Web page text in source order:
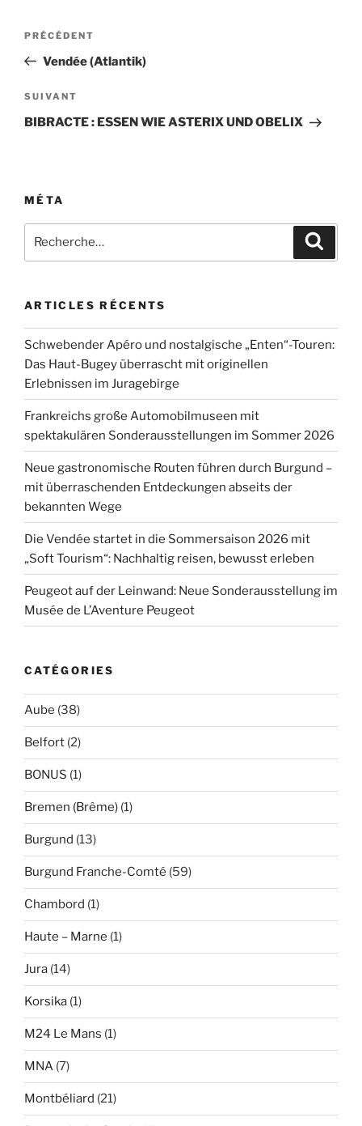
Navigation
l’article
Article
précédent
PRÉCÉDENT
Vendée (Atlantik)
Article
suivant
SUIVANT
BIBRACTE : ESSEN WIE ASTERIX UND OBELIX
MÉTA
pour
ARTICLES RÉCENTS
Schwebender Apéro und nostalgische „Enten“-Touren:
Das Haut-Bugey überrascht mit originellen
Erlebnissen im Juragebirge
Frankreichs große Automobilmuseen mit
spektakulären Sonderausstellungen im Sommer 2026
Neue gastronomische Routen führen durch Burgund –
mit überraschenden Entdeckungen abseits der
bekannten Wege
Die Vendée startet in die Sommersaison 2026 mit
„Soft Tourism“: Nachhaltig reisen, bewusst erleben
Peugeot auf der Leinwand: Neue Sonderausstellung im
Musée de L’Aventure Peugeot
CATÉGORIES
Aube (38)
Belfort (2)
BONUS (1)
Bremen (Brême) (1)
Burgund (13)
Burgund Franche-Comté (59)
Chambord (1)
Haute – Marne (1)
Jura (14)
Korsika (1)
M24 Le Mans (1)
MNA (7)
Montbéliard (21)